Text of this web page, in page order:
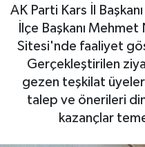
AK Parti Kars İl
İlçe Başkanı
Sitesi'nde faaliyet
Gerçekleştirilen
gezen teşkilat
talep ve önerileri
kazançlar
Otovitrin
Asayiş
Magazin
Haber Arşivi